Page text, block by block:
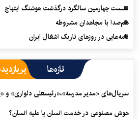
نشست چهارمین سالگرد درگذشت هوشنگ ابتهاج
هم‌صدا با مجاهدان مشروطه
نامه‌هایی در روزهای تاریک اشغال ایران
تازه‌ها
سریال‌های «مدیر مدرسه»،«رئیسعلی دلواری» و
هوش مصنوعی در خدمت انسان یا علیه انسان؟